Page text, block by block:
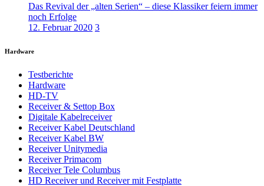
Das Revival der „alten Serien“ – diese Klassiker feiern immer
noch Erfolge
12. Februar 2020 3
Hardware
Testberichte
Hardware
HD-TV
Receiver & Settop Box
Digitale Kabelreceiver
Receiver Kabel Deutschland
Receiver Kabel BW
Receiver Unitymedia
Receiver Primacom
Receiver Tele Columbus
HD Receiver und Receiver mit Festplatte